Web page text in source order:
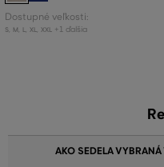
Dostupné veľkosti:
S M L XL XXL +1 ďalšia
AKO SEDELA